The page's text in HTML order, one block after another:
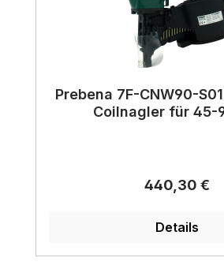
Prebena 7F-CNW90-
Coilnagler für 45-
Regulärer
440,30 €
Details